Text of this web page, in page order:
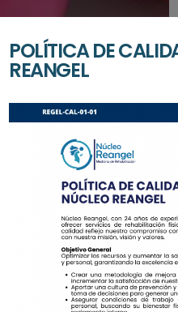
POLÍTICA DE
REANGEL